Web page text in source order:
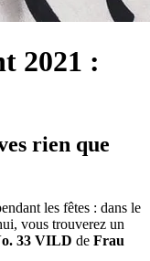
2021 :
rien que
les fêtes : dans le
vous trouverez un
33 VILD de Frau